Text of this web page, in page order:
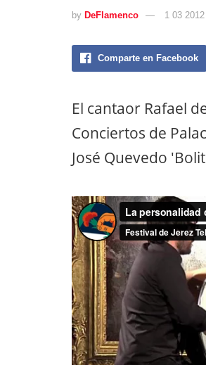
by DeFlamenco 1 03 2012
Comparte en Facebook
El cantaor Rafael
Conciertos de
José Quevedo